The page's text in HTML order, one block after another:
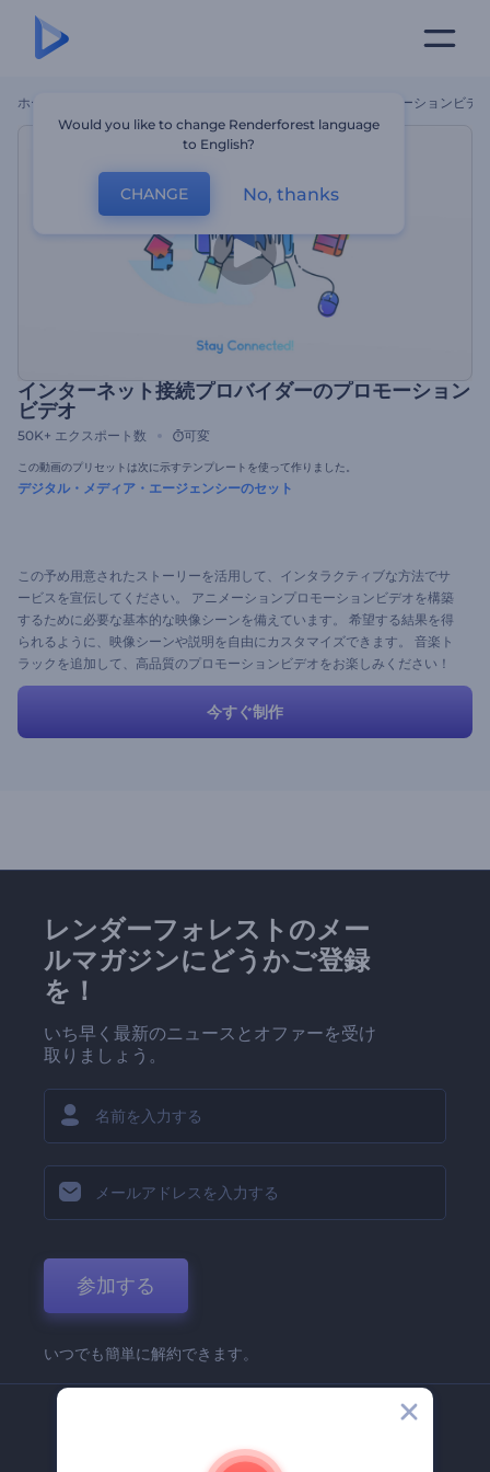
ホーム インターネット接続プロバイダーのプロモーションビデ
インターネット接続プロバイダーのプロモーション
ビデオ
50K+ エクスポート数 可変
この動画のプリセットは次に示すテンプレートを使って作りました。
デジタル・メディア・エージェンシーのセット
この予め用意されたストーリーを活用して、インタラクティブな方法でサ
ービスを宣伝してください。 アニメーションプロモーションビデオを構築
するために必要な基本的な映像シーンを備えています。 希望する結果を得
られるように、映像シーンや説明を自由にカスタマイズできます。 音楽ト
ラックを追加して、高品質のプロモーションビデオをお楽しみください！
今すぐ制作
レンダーフォレストのメー
ルマガジンにどうかご登録
を！
いち早く最新のニュースとオファーを受け
取りましょう。
参加する
いつでも簡単に解約できます。
Renderforest 企業情報
Would you like to change Renderforest language
to English?
CHANGE No, thanks